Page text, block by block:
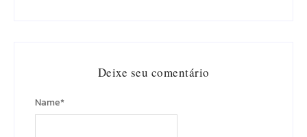
Deixe seu comentário
Name*